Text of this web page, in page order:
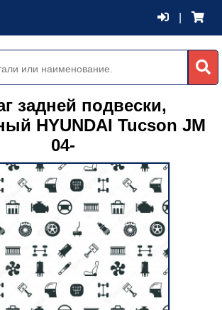
задней подвески,
HYUNDAI Tucson JM
04-